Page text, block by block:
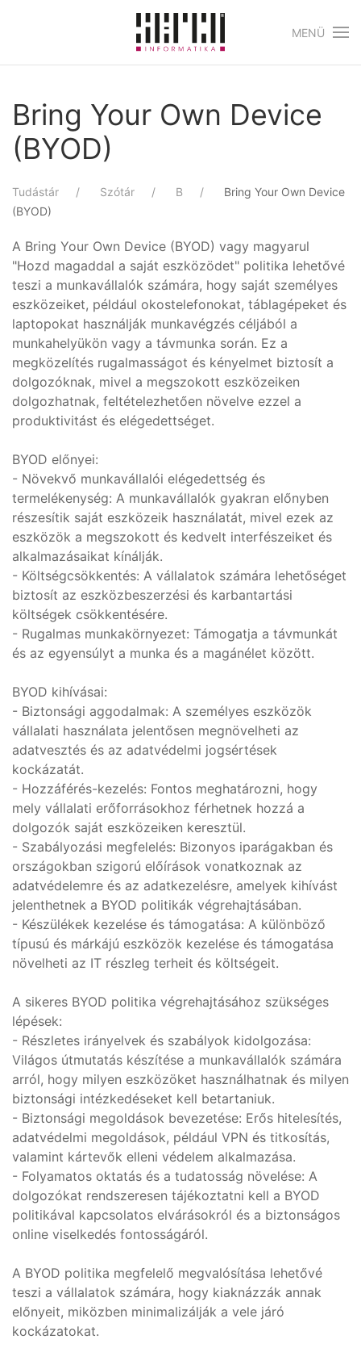
Skip to main content
MENÜ
Bring Your Own Device
(BYOD)
Tudástár Szótár B
Bring Your Own Device
(BYOD)
A Bring Your Own Device (BYOD) vagy magyarul
"Hozd magaddal a saját eszközödet" politika lehetővé
teszi a munkavállalók számára, hogy saját személyes
eszközeiket, például okostelefonokat, táblagépeket és
laptopokat használják munkavégzés céljából a
munkahelyükön vagy a távmunka során. Ez a
megközelítés rugalmasságot és kényelmet biztosít a
dolgozóknak, mivel a megszokott eszközeiken
dolgozhatnak, feltételezhetően növelve ezzel a
produktivitást és elégedettséget.
BYOD előnyei:
- Növekvő munkavállalói elégedettség és
termelékenység: A munkavállalók gyakran előnyben
részesítik saját eszközeik használatát, mivel ezek az
eszközök a megszokott és kedvelt interfészeiket és
alkalmazásaikat kínálják.
- Költségcsökkentés: A vállalatok számára lehetőséget
biztosít az eszközbeszerzési és karbantartási
költségek csökkentésére.
- Rugalmas munkakörnyezet: Támogatja a távmunkát
és az egyensúlyt a munka és a magánélet között.
BYOD kihívásai:
- Biztonsági aggodalmak: A személyes eszközök
vállalati használata jelentősen megnövelheti az
adatvesztés és az adatvédelmi jogsértések
kockázatát.
- Hozzáférés-kezelés: Fontos meghatározni, hogy
mely vállalati erőforrásokhoz férhetnek hozzá a
dolgozók saját eszközeiken keresztül.
- Szabályozási megfelelés: Bizonyos iparágakban és
országokban szigorú előírások vonatkoznak az
adatvédelemre és az adatkezelésre, amelyek kihívást
jelenthetnek a BYOD politikák végrehajtásában.
- Készülékek kezelése és támogatása: A különböző
típusú és márkájú eszközök kezelése és támogatása
növelheti az IT részleg terheit és költségeit.
A sikeres BYOD politika végrehajtásához szükséges
lépések:
- Részletes irányelvek és szabályok kidolgozása:
Világos útmutatás készítése a munkavállalók számára
arról, hogy milyen eszközöket használhatnak és milyen
biztonsági intézkedéseket kell betartaniuk.
- Biztonsági megoldások bevezetése: Erős hitelesítés,
adatvédelmi megoldások, például VPN és titkosítás,
valamint kártevők elleni védelem alkalmazása.
- Folyamatos oktatás és a tudatosság növelése: A
dolgozókat rendszeresen tájékoztatni kell a BYOD
politikával kapcsolatos elvárásokról és a biztonságos
online viselkedés fontosságáról.
A BYOD politika megfelelő megvalósítása lehetővé
teszi a vállalatok számára, hogy kiaknázzák annak
előnyeit, miközben minimalizálják a vele járó
kockázatokat.